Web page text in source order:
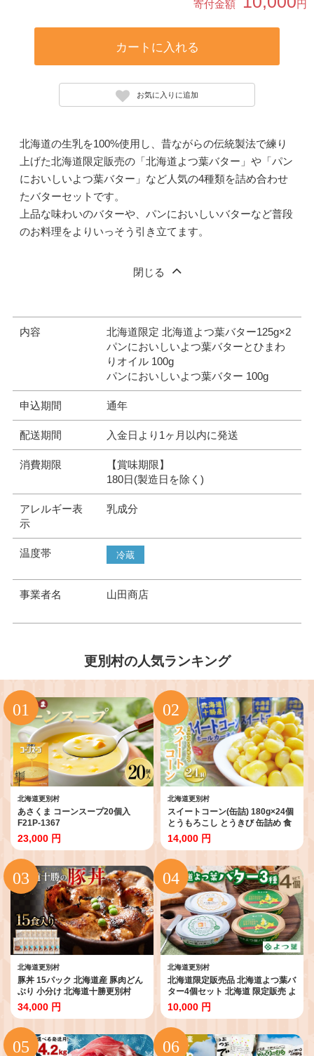
寄付金額 円
カートに入れる
お気に入りに追加
北海道の生乳を100%使用し、昔ながらの伝統製法で練り
上げた北海道限定販売の「北海道よつ葉バター」や「パン
においしいよつ葉バター」など人気の4種類を詰め合わせ
たバターセットです。
上品な味わいのバターや、パンにおいしいバターなど普段
のお料理をよりいっそう引き立てます。
閉じる
内容
北海道限定 北海道よつ葉バター125g×2
パンにおいしいよつ葉バターとひまわ
りオイル 100g
パンにおいしいよつ葉バター 100g
申込期間 通年
配送期間 入金日より1ヶ月以内に発送
消費期限
【賞味期限】
180日(製造日を除く)
アレルギー表
示
乳成分
温度帯 冷蔵
事業者名 山田商店
更別村の人気ランキング
北海道更別村
あさくま コーンスープ20個入
F21P-1367
23,000 円
北海道更別村
スイートコーン(缶詰) 180g×24個
とうもろこし とうきび 缶詰め 食
品 北海道十勝更別村 F21P-087
14,000 円
北海道更別村
豚丼 15パック 北海道産 豚肉どん
ぶり 小分け 北海道十勝更別村
F21P-1564
34,000 円
北海道更別村
北海道限定販売品 北海道よつ葉バ
ター4個セット 北海道 限定販売 よ
つ葉 バター セット 4個 詰め合わ
せ ギフト 贈答用 乳製品 お取り寄
せ グルメ F21P-1363
10,000 円